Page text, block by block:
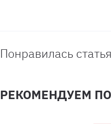
Понравилась
РЕКОМЕНДУЕМ